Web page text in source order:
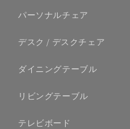
パーソナルチェア
デスク / デスクチェア
ダイニングテーブル
リビングテーブル
テレビボード